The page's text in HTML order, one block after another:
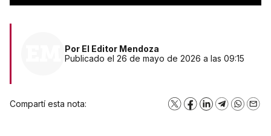
Por El Editor Mendoza
Publicado el 26 de mayo de 2026 a las 09:15
Compartí esta nota: X Facebook
LinkedInTelegram